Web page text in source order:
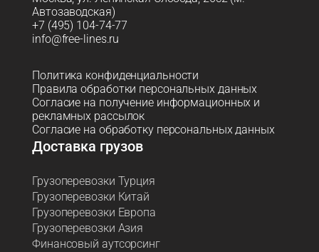
Автозаводская)
+7 (495) 104-74-77
info@free-lines.ru
Политика конфиденциальности
Правила обработки персональных данных
Согласие на получение информационных и
рекламных рассылок
Согласие на обработку персональных данных
Доставка грузов
Грузоперевозки Турция
Грузоперевозки Китай
Грузоперевозки Европа
Грузоперевозки Азия
Финансовый аутсорсинг